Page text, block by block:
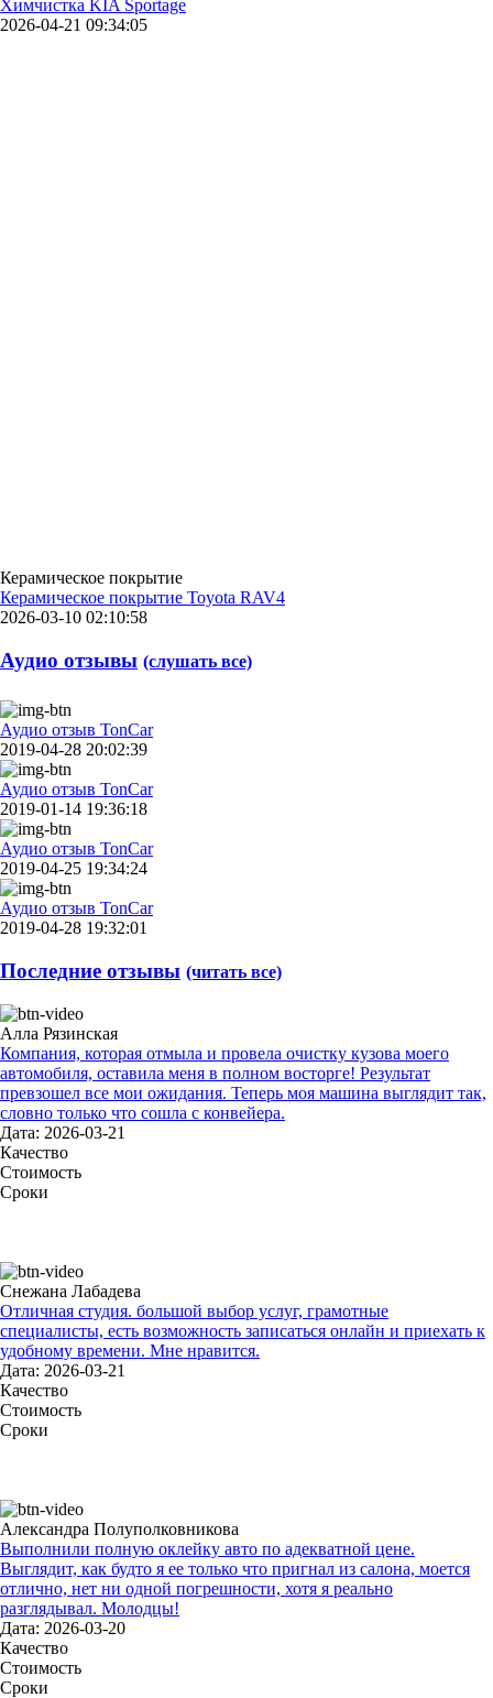
Химчистка KIA Sportage
2026-04-21 09:34:05
Керамическое покрытие
Керамическое покрытие Toyota RAV4
2026-03-10 02:10:58
Аудио отзывы (слушать все)
Аудио отзыв TonCar
2019-04-28 20:02:39
Аудио отзыв TonCar
2019-01-14 19:36:18
Аудио отзыв TonCar
2019-04-25 19:34:24
Аудио отзыв TonCar
2019-04-28 19:32:01
Последние отзывы (читать все)
Алла Рязинская
Компания, которая отмыла и провела очистку кузова моего
автомобиля, оставила меня в полном восторге! Результат
превзошел все мои ожидания. Теперь моя машина выглядит так,
словно только что сошла с конвейера.
Дата: 2026-03-21
Качество
Стоимость
Сроки
Снежана Лабадева
Отличная студия. большой выбор услуг, грамотные
специалисты, есть возможность записаться онлайн и приехать к
удобному времени. Мне нравится.
Дата: 2026-03-21
Качество
Стоимость
Сроки
Александра Полуполковникова
Выполнили полную оклейку авто по адекватной цене.
Выглядит, как будто я ее только что пригнал из салона, моется
отлично, нет ни одной погрешности, хотя я реально
разглядывал. Молодцы!
Дата: 2026-03-20
Качество
Стоимость
Сроки